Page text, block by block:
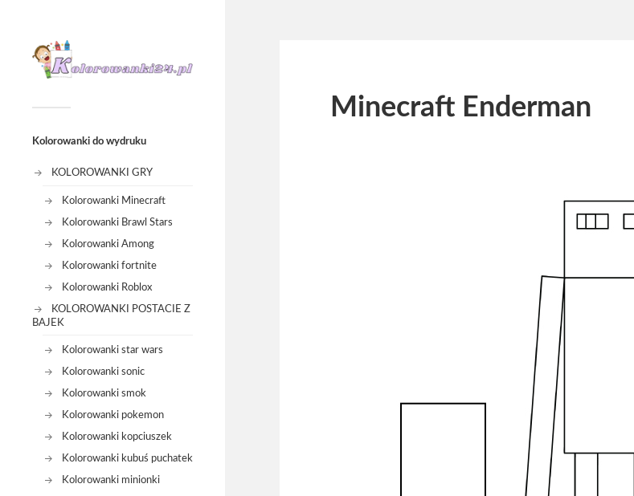
Kolorowanki do wydruku
KOLOROWANKI GRY
Kolorowanki Minecraft
Kolorowanki Brawl Stars
Kolorowanki Among
Kolorowanki fortnite
Kolorowanki Roblox
KOLOROWANKI POSTACIE Z
BAJEK
Kolorowanki star wars
Kolorowanki sonic
Kolorowanki smok
Kolorowanki pokemon
Kolorowanki kopciuszek
Kolorowanki kubuś puchatek
Kolorowanki minionki
Minecraft Enderman